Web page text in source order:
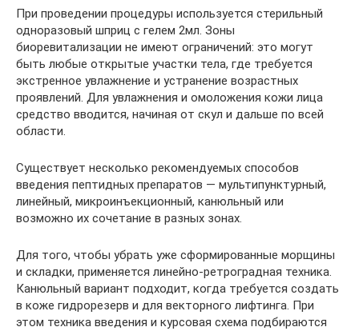
При проведении процедуры используется стерильный
одноразовый шприц с гелем 2мл. Зоны
биоревитализации не имеют ограничений: это могут
быть любые открытые участки тела, где требуется
экстренное увлажнение и устранение возрастных
проявлений. Для увлажнения и омоложения кожи лица
средство вводится, начиная от скул и дальше по всей
области.
Существует несколько рекомендуемых способов
введения пептидных препаратов — мультипунктурный,
линейный, микроинъекционный, канюльный или
возможно их сочетание в разных зонах.
Для того, чтобы убрать уже сформированные морщины
и складки, применяется линейно-ретроградная техника.
Канюльный вариант подходит, когда требуется создать
в коже гидрорезерв и для векторного лифтинга. При
этом техника введения и курсовая схема подбираются